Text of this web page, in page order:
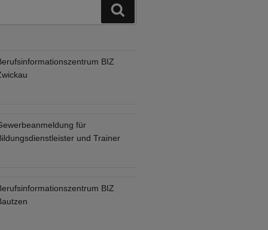
BIZ
für
und Trainer
BIZ